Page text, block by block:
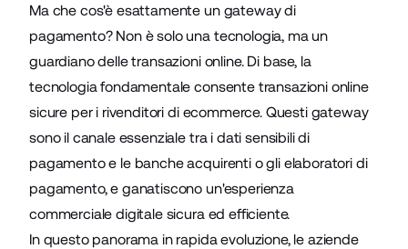
Ma che cos'è esattamente un gateway di
pagamento? Non è solo una tecnologia, ma un
guardiano delle transazioni online. Di base, la
tecnologia fondamentale consente transazioni online
sicure per i rivenditori di ecommerce. Questi gateway
sono il canale essenziale tra i dati sensibili di
pagamento e le banche acquirenti o gli elaboratori di
pagamento, e ganatiscono un'esperienza
commerciale digitale sicura ed efficiente.
In questo panorama in rapida evoluzione, le aziende